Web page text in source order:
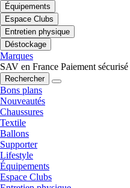
Équipements
Espace Clubs
Entretien physique
Déstockage
Marques
SAV en France Paiement sécurisé
Rechercher
Bons plans
Nouveautés
Chaussures
Textile
Ballons
Supporter
Lifestyle
Équipements
Espace Clubs